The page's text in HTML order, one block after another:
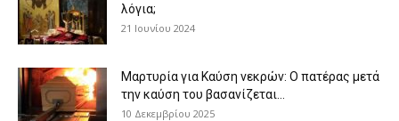
λόγια;
21 Ιουνίου 2024
Μαρτυρία για Καύση νεκρών: Ο πατέρας μετά
την καύση του βασανίζεται...
10 Δεκεμβρίου 2025